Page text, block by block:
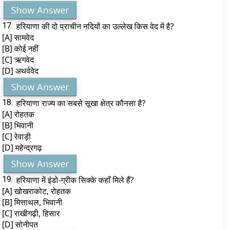
Show Answer
17. हरियाणा की दो प्राचीन नदियों का उल्लेख किस वेद में है?
[A] सामवेद
[B] कोई नहीं
[C] ऋगवेद
[D] अथर्ववेद
Show Answer
18. हरियाणा राज्य का सबसे सूखा क्षेत्र कौनसा है?
[A] रोहतक
[B] भिवानी
[C] रेवाड़ी
[D] महेन्द्रगढ़
Show Answer
19. हरियाणा में इंडो-ग्रीक सिक्के कहाँ मिले हैं?
[A] खोखराकोट, रोहतक
[B] मित्ताथल, भिवानी
[C] राखीगढ़ी, हिसार
[D] सोनीपत